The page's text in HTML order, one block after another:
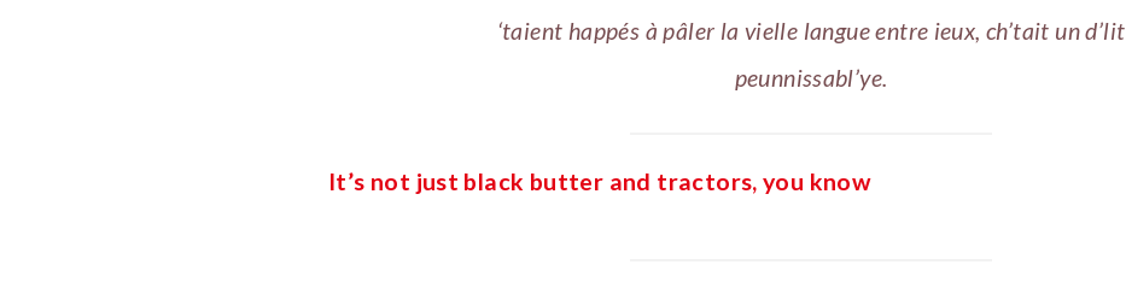
‘taient happés à pâler la vielle langue entre ieux, ch’tait un d’lit
peunnissabl’ye.
It’s not just black butter and tractors, you know